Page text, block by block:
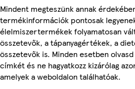
Mindent megteszünk annak
termékinformációk pontosak
élelmiszertermékek folyamatosan
összetevők, a tápanyagértékek, a
összetevők is. Minden esetben
címkét és ne hagyatkozz kizárólag
amelyek a weboldalon találhatóak.